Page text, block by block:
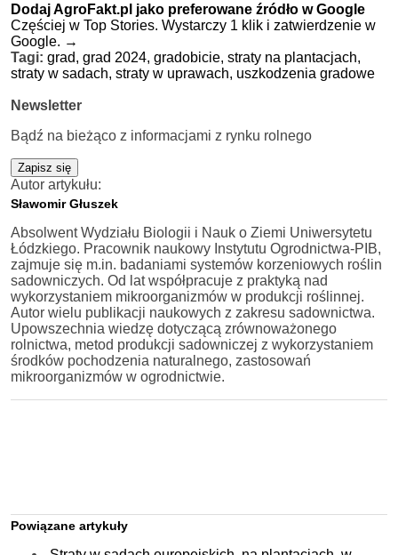
Dodaj AgroFakt.pl jako preferowane źródło w Google
Częściej w Top Stories. Wystarczy 1 klik i zatwierdzenie w
Google. →
Tagi: grad, grad 2024, gradobicie, straty na plantacjach,
straty w sadach, straty w uprawach, uszkodzenia gradowe
Newsletter
Bądź na bieżąco z informacjami z rynku rolnego
Zapisz się
Autor artykułu:
Sławomir Głuszek
Absolwent Wydziału Biologii i Nauk o Ziemi Uniwersytetu
Łódzkiego. Pracownik naukowy Instytutu Ogrodnictwa-PIB,
zajmuje się m.in. badaniami systemów korzeniowych roślin
sadowniczych. Od lat współpracuje z praktyką nad
wykorzystaniem mikroorganizmów w produkcji roślinnej.
Autor wielu publikacji naukowych z zakresu sadownictwa.
Upowszechnia wiedzę dotyczącą zrównoważonego
rolnictwa, metod produkcji sadowniczej z wykorzystaniem
środków pochodzenia naturalnego, zastosowań
mikroorganizmów w ogrodnictwie.
Powiązane artykuły